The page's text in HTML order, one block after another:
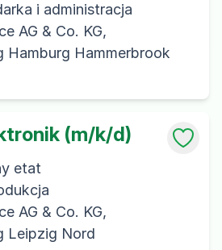
i administracja
AG & Co. KG,
Hamburg Hammerbrook
(m/k/d)
etat
AG & Co. KG,
Leipzig Nord